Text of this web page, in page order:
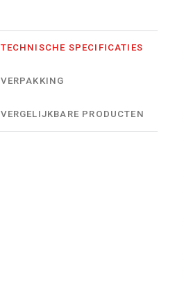
TECHNISCHE SPECIFICATIES
VERPAKKING
VERGELIJKBARE PRODUCTEN